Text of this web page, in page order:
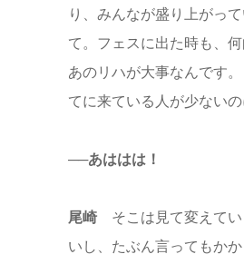
り、みんなが盛り上がっ
て。フェスに出た時も、
あのリハが大事なんです
てに来ている人が少ない
──あははは！
尾崎そこは見て変えてい
いし、たぶん言ってもか